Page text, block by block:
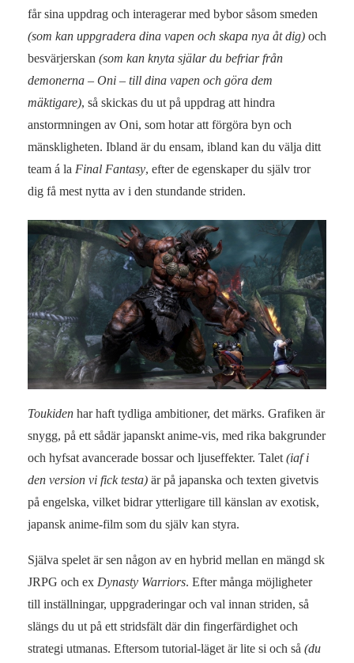
får sina uppdrag och interagerar med bybor såsom smeden
(som kan uppgradera dina vapen och skapa nya åt dig) och
besvärjerskan (som kan knyta själar du befriar från
demonerna – Oni – till dina vapen och göra dem
mäktigare), så skickas du ut på uppdrag att hindra
anstormningen av Oni, som hotar att förgöra byn och
mänskligheten. Ibland är du ensam, ibland kan du välja ditt
team á la Final Fantasy, efter de egenskaper du själv tror
dig få mest nytta av i den stundande striden.
Toukiden har haft tydliga ambitioner, det märks. Grafiken är
snygg, på ett sådär japanskt anime-vis, med rika bakgrunder
och hyfsat avancerade bossar och ljuseffekter. Talet(iaf i
den version vi fick testa) är på japanska och texten givetvis
på engelska, vilket bidrar ytterligare till känslan av exotisk,
japansk anime-film som du själv kan styra.
Själva spelet är sen någon av en hybrid mellan en mängd sk
JRPG och ex Dynasty Warriors. Efter många möjligheter
till inställningar, uppgraderingar och val innan striden, så
slängs du ut på ett stridsfält där din fingerfärdighet och
strategi utmanas. Eftersom tutorial-läget är lite si och så (du